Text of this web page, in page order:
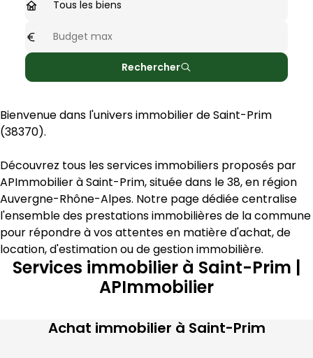
Tous les biens
Rechercher
Bienvenue dans l'univers immobilier de Saint-Prim
(38370).
APImmobilier à Saint-Prim, située dans le 38
Auvergne-Rhône-Alpes. Notre page dédiée centralise
l'ensemble des prestations immobilières de la commune
pour répondre à vos attentes en matière d'achat, de
location, d'estimation ou de gestion immobilière.
Services immobilier à Saint-Prim |
APImmobilier
Achat immobilier à Saint-Prim